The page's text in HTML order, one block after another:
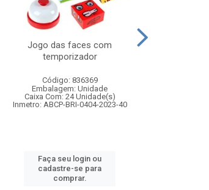
Jogo das faces com
temporizador
Código: 836369
Embalagem: Unidade
Caixa Com: 24 Unidade(s)
Inmetro: ABCP-BRI-0404-2023-40
Faça seu login ou
cadastre-se para
comprar.